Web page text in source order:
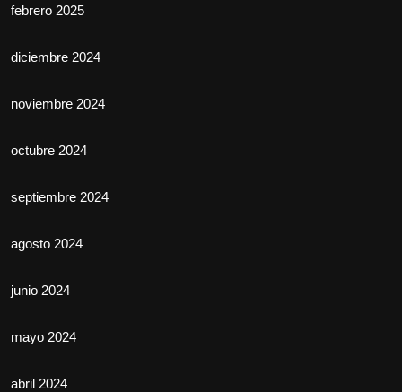
febrero 2025
diciembre 2024
noviembre 2024
octubre 2024
septiembre 2024
agosto 2024
junio 2024
mayo 2024
abril 2024